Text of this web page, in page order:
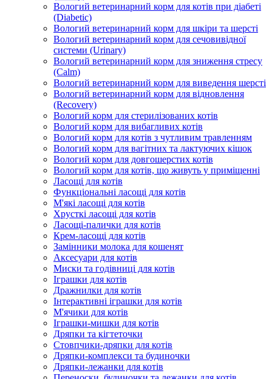
Вологий ветеринарний корм для котів при діабеті
(Diabetic)
Вологий ветеринарний корм для шкіри та шерсті
Вологий ветеринарний корм для сечовивідної
системи (Urinary)
Вологий ветеринарний корм для зниження стресу
(Calm)
Вологий ветеринарний корм для виведення шерсті
Вологий ветеринарний корм для відновлення
(Recovery)
Вологий корм для стерилізованих котів
Вологий корм для вибагливих котів
Вологий корм для котів з чутливим травленням
Вологий корм для вагітних та лактуючих кішок
Вологий корм для довгошерстих котів
Вологий корм для котів, що живуть у приміщенні
Ласощі для котів
Функціональні ласощі для котів
М'які ласощі для котів
Хрусткі ласощі для котів
Ласощі-палички для котів
Крем-ласощі для котів
Замінники молока для кошенят
Аксесуари для котів
Миски та годівниці для котів
Іграшки для котів
Дражнилки для котів
Інтерактивні іграшки для котів
М'ячики для котів
Іграшки-мишки для котів
Дряпки та кігтеточки
Стовпчики-дряпки для котів
Дряпки-комплекси та будиночки
Дряпки-лежанки для котів